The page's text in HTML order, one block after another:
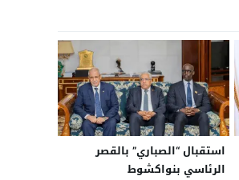
استقبال “الصباري” بالقصر
الرئاسي بنواكشوط